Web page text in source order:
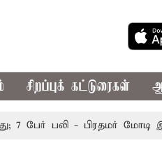
சிறப்புக் கட்டுரைகள்
பேர் பலி - பிரதமர் மோடி